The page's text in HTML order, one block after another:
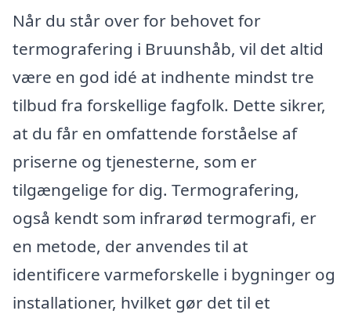
Når du står over for behovet for
termografering i Bruunshåb, vil det altid
være en god idé at indhente mindst tre
tilbud fra forskellige fagfolk. Dette sikrer,
at du får en omfattende forståelse af
priserne og tjenesterne, som er
tilgængelige for dig. Termografering,
også kendt som infrarød termografi, er
en metode, der anvendes til at
identificere varmeforskelle i bygninger og
installationer, hvilket gør det til et